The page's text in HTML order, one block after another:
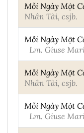
Mỗi Ngày Một
Nhân Tài, csjb.
Mỗi Ngày Một
Lm. Giuse
Mỗi Ngày Một
Nhân Tài, csjb.
Mỗi Ngày Một
Lm. Giuse